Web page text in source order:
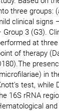
three groups:
clinical signs
Group 3 (G3).
at
of therapy
in
test, while
16S rRNA